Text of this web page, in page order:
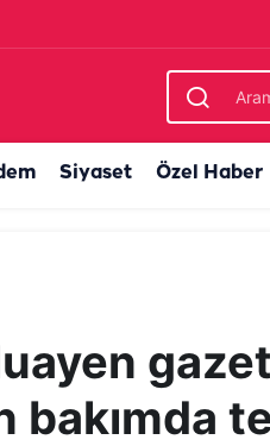
Siyaset Özel Haber
bakımda
veda! Urfa